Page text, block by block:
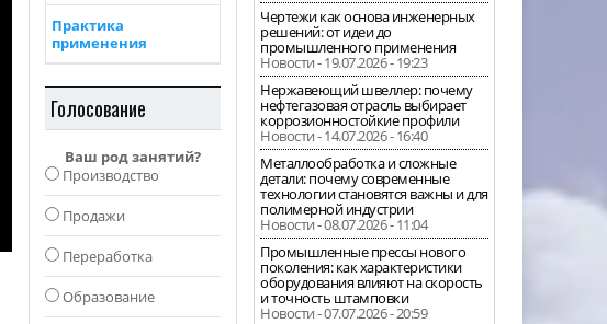
Практика
применения
Голосование
Ваш род занятий?
Производство
Продажи
Переработка
Образование
Чертежи как основа инженерных
решений: от идеи до
промышленного применения
Новости - 19.07.2026 - 19:23
Нержавеющий швеллер: почему
нефтегазовая отрасль выбирает
коррозионностойкие профили
Новости - 14.07.2026 - 16:40
Металлообработка и сложные
детали: почему современные
технологии становятся важны и для
полимерной индустрии
Новости - 08.07.2026 - 11:04
Промышленные прессы нового
поколения: как характеристики
оборудования влияют на скорость
и точность штамповки
Новости - 07.07.2026 - 20:59